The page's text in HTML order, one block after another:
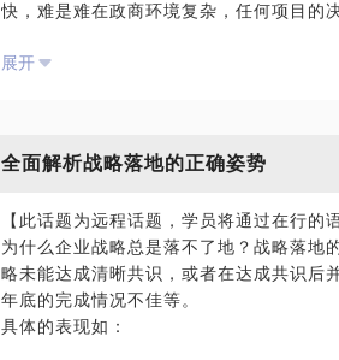
快，难是难在政商环境复杂，任何项目的
目拓展等事务。
海外市场拓展，一直是中国企业的软肋。
泣的商业西游记。
在这个话题中，让我们探讨一下：
中国企业在海外如何获得海外区域市场准
如何站稳脚跟、获取项目？
如何圆满交付项目，获得客户认可？
展开
全面解析战略落地的正确姿势
【此话题为远程话题，学员将通过在行的
为什么企业战略总是落不了地？战略落地
略未能达成清晰共识，或者在达成共识后
年底的完成情况不佳等。
具体的表现如：